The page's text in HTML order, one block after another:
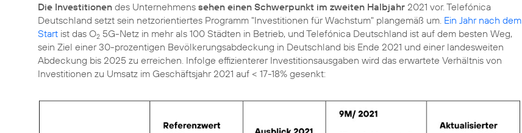
Die Investitionen des Unternehmens sehen einen Schwerpunkt im zweiten Halbjahr 2021 vor. Telefónica
Deutschland setzt sein netzorientiertes Programm "Investitionen für Wachstum" plangemäß um. Ein Jahr nach dem
Start ist das O2 5G-Netz in mehr als 100 Städten in Betrieb, und Telefónica Deutschland ist auf dem besten Weg,
sein Ziel einer 30-prozentigen Bevölkerungsabdeckung in Deutschland bis Ende 2021 und einer landesweiten
Abdeckung bis 2025 zu erreichen. Infolge effizienterer Investitionsausgaben wird das erwartete Verhältnis von
Investitionen zu Umsatz im Geschäftsjahr 2021 auf < 17-18% gesenkt: